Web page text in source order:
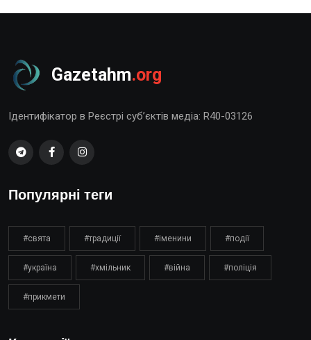
Gazetahm.org
Ідентифікатор в Реєстрі суб’єктів медіа: R40-03126
Популярні теги
#свята #традиції #іменини #події
#україна #хмільник #війна #поліція
#прикмети